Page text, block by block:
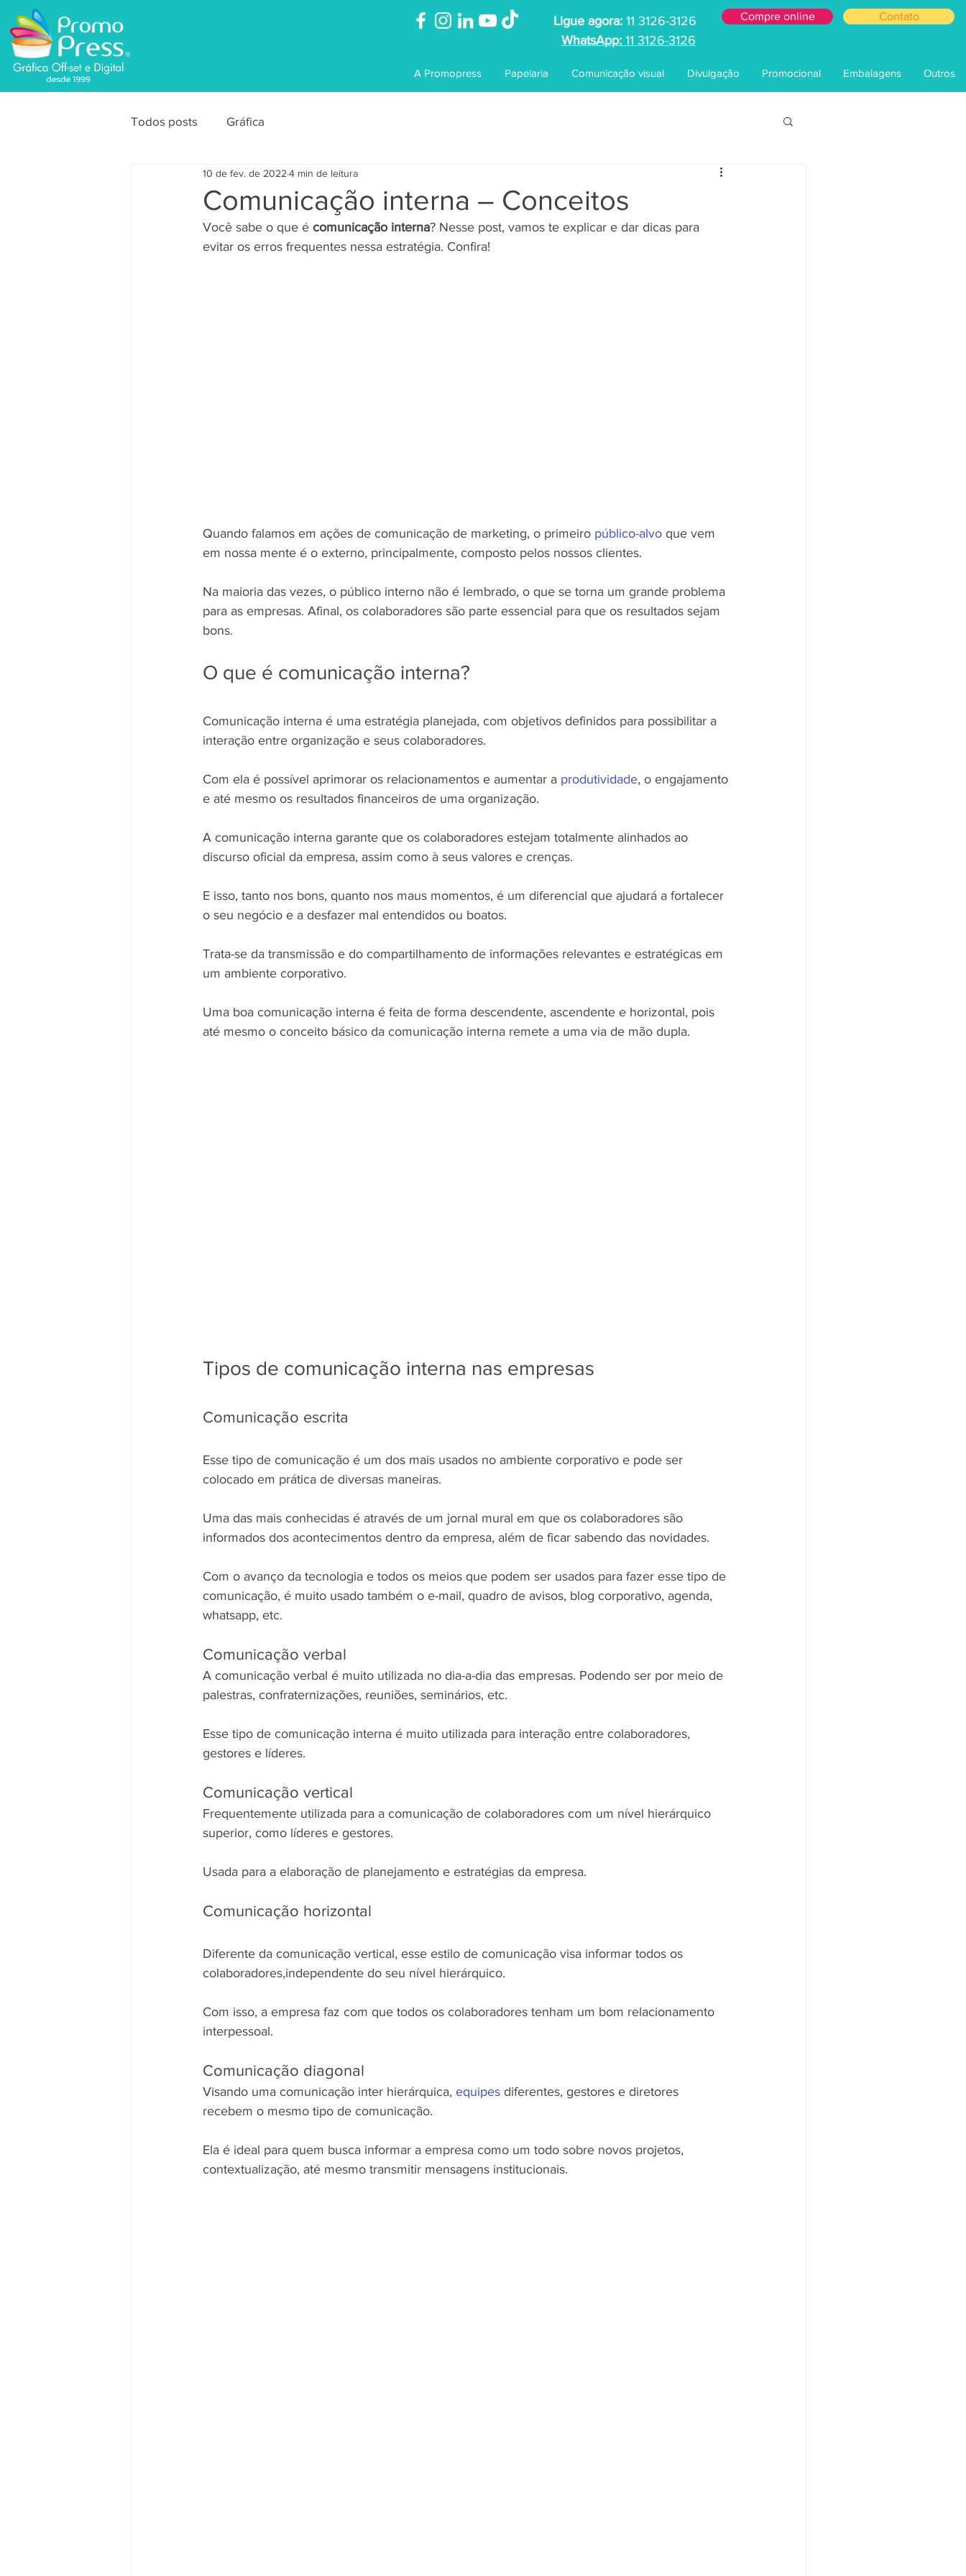
Ligue agora: 11 3126-3126 Compre online Contato
WhatsApp: 11 3126-3126
A Promopress Papelaria Comunicação visual Divulgação Promocional Embalagens Outros
Todos posts Gráfica
Comunicação interna – Conceitos
10 de fev. de 2022 4 min de leitura
Você sabe o que é comunicação interna? Nesse post, vamos te explicar e dar dicas para
evitar os erros frequentes nessa estratégia. Confira!
Quando falamos em ações de comunicação de marketing, o primeiro público-alvo que vem
em nossa mente é o externo, principalmente, composto pelos nossos clientes.
Na maioria das vezes, o público interno não é lembrado, o que se torna um grande problema
para as empresas. Afinal, os colaboradores são parte essencial para que os resultados sejam
bons.
O que é comunicação interna?
Comunicação interna é uma estratégia planejada, com objetivos definidos para possibilitar a
interação entre organização e seus colaboradores.
Com ela é possível aprimorar os relacionamentos e aumentar a produtividade, o engajamento
e até mesmo os resultados financeiros de uma organização.
A comunicação interna garante que os colaboradores estejam totalmente alinhados ao
discurso oficial da empresa, assim como à seus valores e crenças.
E isso, tanto nos bons, quanto nos maus momentos, é um diferencial que ajudará a fortalecer
o seu negócio e a desfazer mal entendidos ou boatos.
Trata-se da transmissão e do compartilhamento de informações relevantes e estratégicas em
um ambiente corporativo.
Uma boa comunicação interna é feita de forma descendente, ascendente e horizontal, pois
até mesmo o conceito básico da comunicação interna remete a uma via de mão dupla.
Tipos de comunicação interna nas empresas
Comunicação escrita
Esse tipo de comunicação é um dos mais usados no ambiente corporativo e pode ser
colocado em prática de diversas maneiras.
Uma das mais conhecidas é através de um jornal mural em que os colaboradores são
informados dos acontecimentos dentro da empresa, além de ficar sabendo das novidades.
Com o avanço da tecnologia e todos os meios que podem ser usados para fazer esse tipo de
comunicação, é muito usado também o e-mail, quadro de avisos, blog corporativo, agenda,
whatsapp, etc.
Comunicação verbal
A comunicação verbal é muito utilizada no dia-a-dia das empresas. Podendo ser por meio de
palestras, confraternizações, reuniões, seminários, etc.
Esse tipo de comunicação interna é muito utilizada para interação entre colaboradores,
gestores e líderes.
Comunicação vertical
Frequentemente utilizada para a comunicação de colaboradores com um nível hierárquico
superior, como líderes e gestores.
Usada para a elaboração de planejamento e estratégias da empresa.
Comunicação horizontal
Diferente da comunicação vertical, esse estilo de comunicação visa informar todos os
colaboradores,independente do seu nível hierárquico.
Com isso, a empresa faz com que todos os colaboradores tenham um bom relacionamento
interpessoal.
Comunicação diagonal
Visando uma comunicação inter hierárquica, equipes diferentes, gestores e diretores
recebem o mesmo tipo de comunicação.
Ela é ideal para quem busca informar a empresa como um todo sobre novos projetos,
contextualização, até mesmo transmitir mensagens institucionais.